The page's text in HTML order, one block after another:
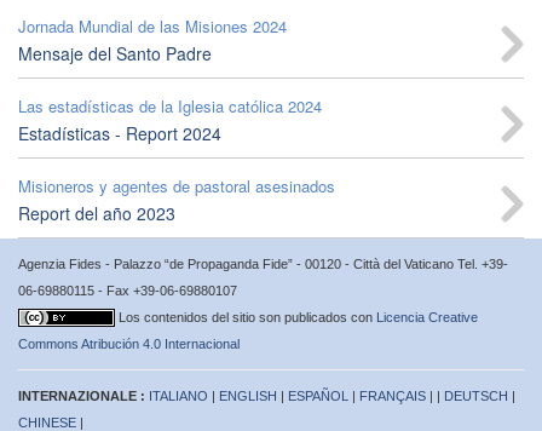
Jornada Mundial de las Misiones 2024
Mensaje del Santo Padre
Las estadísticas de la Iglesia católica 2024
Estadísticas - Report 2024
Misioneros y agentes de pastoral asesinados
Report del año 2023
Agenzia Fides - Palazzo “de Propaganda Fide” - 00120 - Città del Vaticano Tel. +39-
06-69880115 - Fax +39-06-69880107
Los contenidos del sitio son publicados con Licencia Creative
Commons Atribución 4.0 Internacional
INTERNAZIONALE : ITALIANO | ENGLISH | ESPAÑOL | FRANÇAIS | | DEUTSCH |
CHINESE |